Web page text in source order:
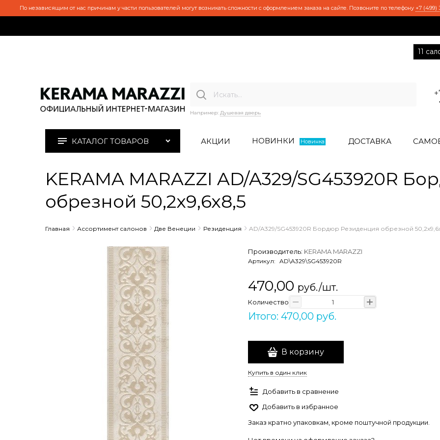
По независящим от нас причинам у части пользователей могут возникать сложности с оформлением заказа на сайте. Позвоните по телефону +7 (499)
11
Например: Душевая дверь
КАТАЛОГ ТОВАРОВ АКЦИИ НОВИНКИ Новинка ДОСТАВКА
KERAMA MARAZZI AD/A329/SG453920R
обрезной 50,2x9,6x8,5
Главная Ассортимент салонов Две Венеции Резиденция AD/A329/SG453920R Бордюр Резиденция обрезной
Производитель: KERAMA MARAZZI
Артикул: AD\A329\SG453920R
470,00 руб./шт.
Количество
Итого: 470,00 руб.
В корзину
Купить в один клик
Добавить в сравнение
Добавить в избранное
Заказ кратно упаковкам, кроме поштучной продукции.